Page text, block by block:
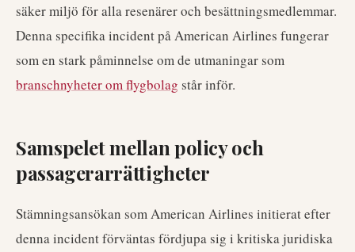
säker miljö för alla resenärer och besättningsmedlemmar.
Denna specifika incident på American Airlines fungerar
som en stark påminnelse om de utmaningar som
branschnyheter om flygbolag står inför.
Samspelet mellan policy och
passagerarrättigheter
Stämningsansökan som American Airlines initierat efter
denna incident förväntas fördjupa sig i kritiska juridiska